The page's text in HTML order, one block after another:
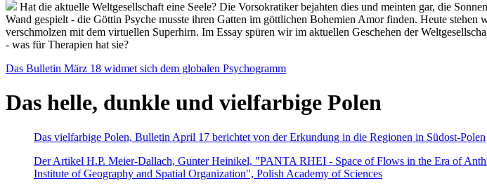
Hat die aktuelle Weltgesellschaft eine Seele? Die Vorsokratiker bejahten dies und meinten gar, die
Wand gespielt - die Göttin Psyche musste ihren Gatten im göttlichen Bohemien Amor finden. Heute
verschmolzen mit dem virtuellen Superhirn. Im Essay spüren wir im aktuellen Geschehen der
- was für Therapien hat sie?
Das Bulletin März 18 widmet sich dem globalen Psychogramm
Das helle, dunkle und vielfarbige Polen
Das vielfarbige Polen, Bulletin April 17 berichtet von der Erkundung in die Regionen in Südost-Polen
Der Artikel H.P. Meier-Dallach, Gunter Heinikel, "PANTA RHEI - Space of Flows in the Era of
Institute of Geography and Spatial Organization", Polish Academy of Sciences